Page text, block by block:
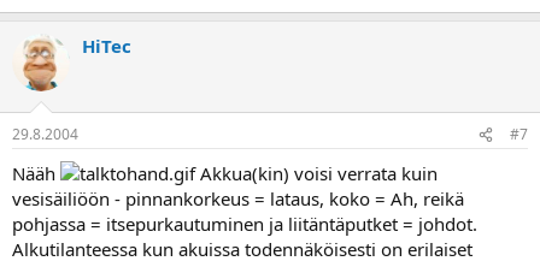
HiTec
29.8.2004 #7
Nääh
Akkua(kin) voisi verrata kuin
vesisäiliöön - pinnankorkeus = lataus, koko = Ah, reikä
pohjassa = itsepurkautuminen ja liitäntäputket = johdot.
Alkutilanteessa kun akuissa todennäköisesti on erilaiset